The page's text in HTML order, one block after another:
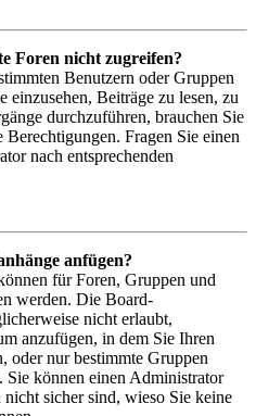
Foren nicht zugreifen?
Benutzern oder Gruppen
einzusehen, Beiträge zu lesen, zu
durchzuführen, brauchen Sie
Berechtigungen. Fragen Sie einen
nach entsprechenden
anfügen?
für Foren, Gruppen und
werden. Die Board-
nicht erlaubt,
anzufügen, in dem Sie Ihren
oder nur bestimmte Gruppen
Sie können einen Administrator
sicher sind, wieso Sie keine